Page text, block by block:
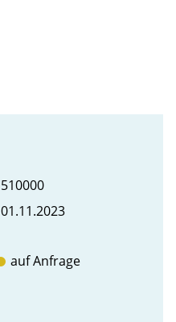
510000
01.11.2023
auf Anfrage